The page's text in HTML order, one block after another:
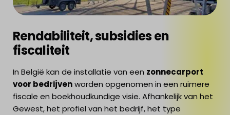
Rendabiliteit, subsidies en
fiscaliteit
In België kan de installatie van een zonnecarport
voor bedrijvenworden opgenomen in een ruimere
fiscale en boekhoudkundige visie. Afhankelijk van het
Gewest, het profiel van het bedrijf, het type